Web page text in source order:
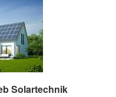
Solartechnik